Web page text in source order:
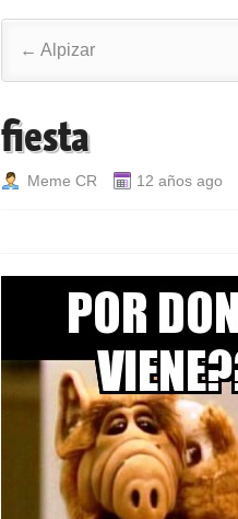
Post navigation
← Alpizar
fiesta
Meme CR 12 años ago